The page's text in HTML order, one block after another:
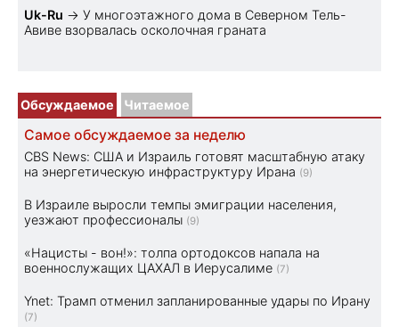
Uk-Ru → У многоэтажного дома в Северном Тель-
Авиве взорвалась осколочная граната
Обсуждаемое Читаемое
Самое обсуждаемое за неделю
CBS News: США и Израиль готовят масштабную атаку
на энергетическую инфраструктуру Ирана (9)
В Израиле выросли темпы эмиграции населения,
уезжают профессионалы (9)
«Нацисты - вон!»: толпа ортодоксов напала на
военнослужащих ЦАХАЛ в Иерусалиме (7)
Ynet: Трамп отменил запланированные удары по Ирану
(7)